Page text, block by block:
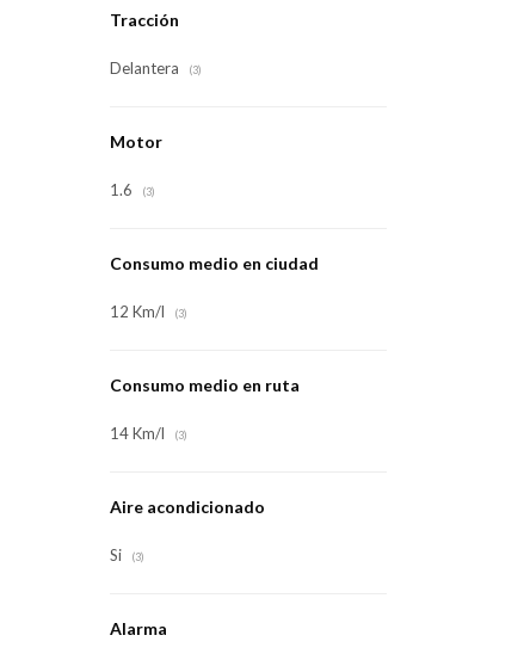
Tracción
Delantera (3)
Motor
1.6 (3)
Consumo medio en ciudad
12 Km/l (3)
Consumo medio en ruta
14 Km/l (3)
Aire acondicionado
Si (3)
Alarma